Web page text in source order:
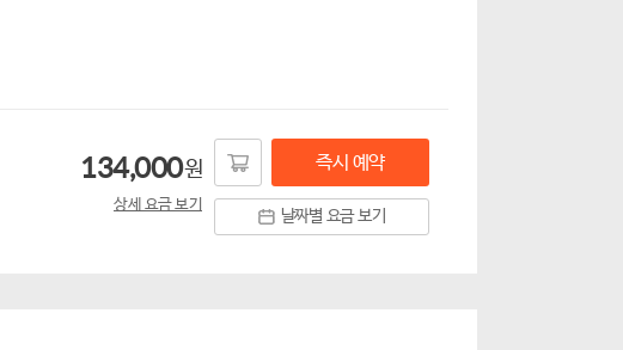
134,000원
상세 요금 보기
즉시 예약
날짜별 요금 보기